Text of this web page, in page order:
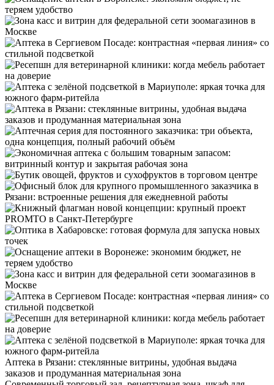
Аптека в Рязани: стеклянные витрины, удобная выдача
заказов и продуманная материальная зона